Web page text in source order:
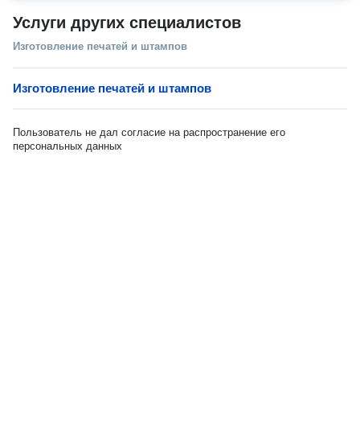
Услуги других специалистов
Изготовление печатей и штампов
Изготовление печатей и штампов
Пользователь не дал согласие на распространение его
персональных данных